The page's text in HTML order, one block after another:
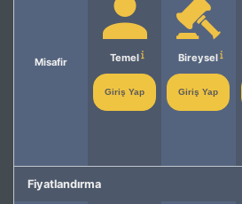
Misafir Temel
Giriş Yap
Bireysel
Giriş Yap
Fiyatlandırma